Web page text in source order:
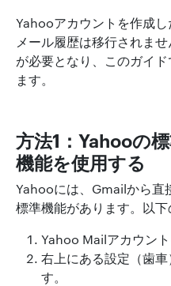
Yahooアカウントを作成
メール履歴は移行されま
が必要となり、このガイ
ます。
方法1：Yahooの
機能を使用する
Yahooには、Gmailから直
標準機能があります。以下
Yahoo Mailアカウント
右上にある設定（歯
す。